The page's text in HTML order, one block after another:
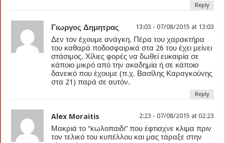
Reply
Γιωργος Δημητρας 13:03 - 07/08/2015 at 13:03
Δεν τον έχουμε ανάγκη. Πέρα του χαρακτήρα
του καθαρά ποδοσφαιρικά στα 26 του έχει μείνει
στάσιμος. Χίλιες φορές να δωθεί ευκαιρία σε
κάποιο μικρό από την ακαδημία ή σε κάποιο
δανεικό που έχουμε (π.χ. Βασίλης Καραγκούνης
στα 21) παρά σε αυτόν.
Reply
Alex Moraitis 2:23 - 07/08/2015 at 02:23
Μακριά το “κωλοπαιδι” που έφτιαχνε κλιμα πριν
τον τελικό του κυπέλλου και μας τάραξε στην